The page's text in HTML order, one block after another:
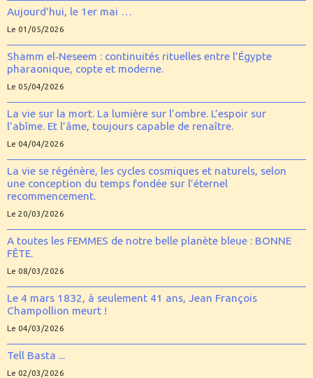
Aujourd'hui, le 1er mai …
Le 01/05/2026
Shamm el‑Neseem : continuités rituelles entre l’Égypte
pharaonique, copte et moderne.
Le 05/04/2026
La vie sur la mort. La lumière sur l’ombre. L’espoir sur
l’abîme. Et l’âme, toujours capable de renaître.
Le 04/04/2026
La vie se régénère, les cycles cosmiques et naturels, selon
une conception du temps fondée sur l’éternel
recommencement.
Le 20/03/2026
A toutes les FEMMES de notre belle planète bleue : BONNE
FÊTE.
Le 08/03/2026
Le 4 mars 1832, à seulement 41 ans, Jean François
Champollion meurt !
Le 04/03/2026
Tell Basta ...
Le 02/03/2026